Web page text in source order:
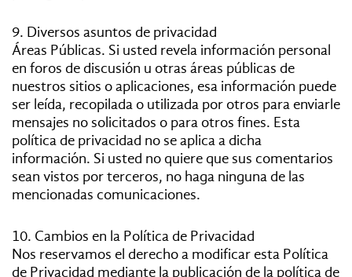
9. Diversos asuntos de privacidad
Áreas Públicas. Si usted revela información personal
en foros de discusión u otras áreas públicas de
nuestros sitios o aplicaciones, esa información puede
ser leída, recopilada o utilizada por otros para enviarle
mensajes no solicitados o para otros fines. Esta
política de privacidad no se aplica a dicha
información. Si usted no quiere que sus comentarios
sean vistos por terceros, no haga ninguna de las
mencionadas comunicaciones.
10. Cambios en la Política de Privacidad
Nos reservamos el derecho a modificar esta Política
de Privacidad mediante la publicación de la política de